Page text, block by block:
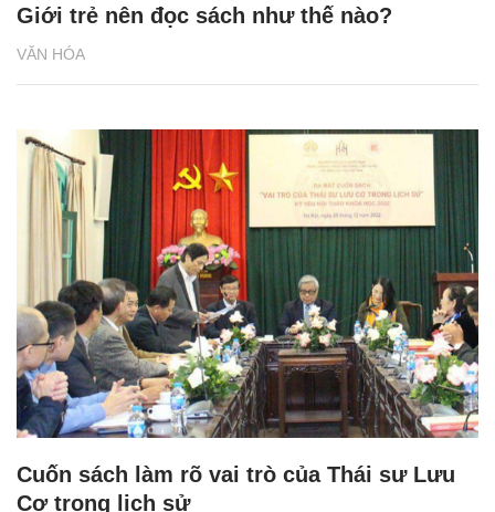
VĂN HÓA
Giới trẻ nên đọc sách như thế nào?
Cuốn sách làm rõ vai trò của Thái sư Lưu
Cơ trong lịch sử